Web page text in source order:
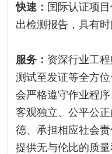
快速： 国际认证项
出检测报告，具有时
服务： 资深行业工程
测试至发证等全方
会严格遵守作业程
客观独立、公平公
德、承担相应社会
提供无与伦比的质量